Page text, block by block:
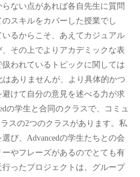
ない点があれば各自先生に質問
スキルをカバーした授業でし
るからこそ、あえてカジュアル
その上でよりアカデミックな表
われているトピックに関しては
はありませんが、より具体的かつ
けて自分の意見を述べる力が求
の学生と合同のクラスで、コミュ
スの2つのクラスがあります。私
び、Advancedの学生たちとの会
やフレーズがあるのでとても有
ったプロジェクトは、グループ